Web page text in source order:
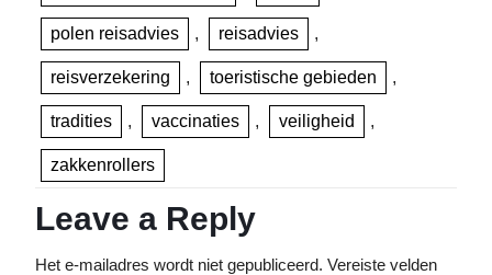
polen reisadvies , reisadvies ,
reisverzekering , toeristische gebieden ,
tradities , vaccinaties , veiligheid ,
zakkenrollers
Leave a Reply
Het e-mailadres wordt niet gepubliceerd. Vereiste velden